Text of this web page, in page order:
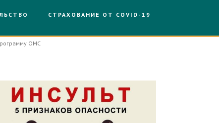
СТРАХОВАНИЕ ОТ COVID-19
ОМС